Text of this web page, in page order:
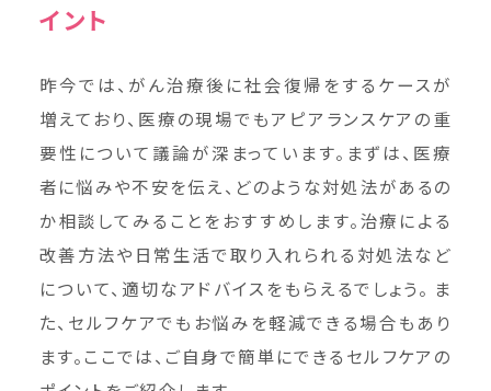
イント
昨今では、がん治療後に社会復帰をするケースが
増えており、医療の現場でもアピアランスケアの重
要性について議論が深まっています。まずは、医療
者に悩みや不安を伝え、どのような対処法があるの
か相談してみることをおすすめします。治療による
改善方法や日常生活で取り入れられる対処法など
について、適切なアドバイスをもらえるでしょう。 ま
た、セルフケアでもお悩みを軽減できる場合もあり
ます。ここでは、ご自身で簡単にできるセルフケアの